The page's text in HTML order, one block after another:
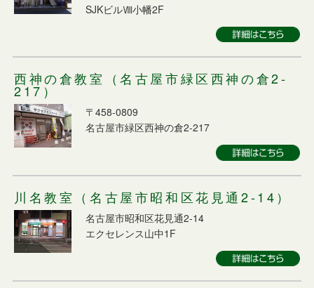
SJKビルⅧ小幡2F
西神の倉教室（名古屋市緑区西神の倉2-
217）
〒458-0809
名古屋市緑区西神の倉2-217
川名教室（名古屋市昭和区花見通2-14）
名古屋市昭和区花見通2-14
エクセレンス山中1F